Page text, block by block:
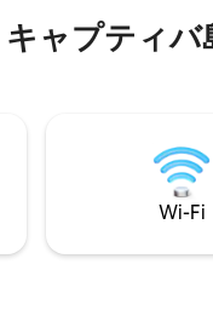
ます 🏊‍♂️ア
カヤッ
のデッキ
ーナー
よる管理-
ート付き
かみのあ
ループに
す。 宿泊人数：12名様 駐車場：4台分 ペ
ット同伴
ン、クイ
ン、ツイ
キャプティバ
Wi-Fi